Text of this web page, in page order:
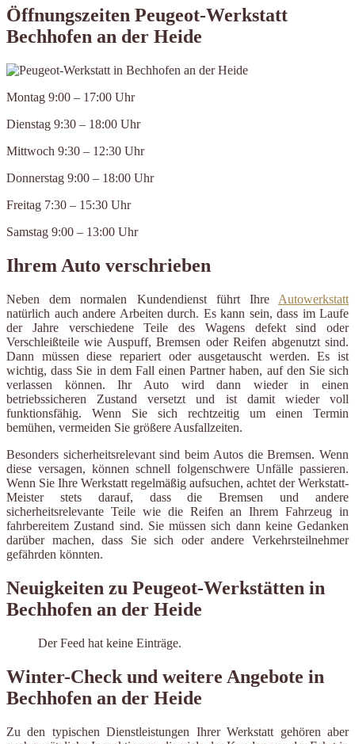
Öffnungszeiten Peugeot-Werkstatt
Bechhofen an der Heide
Montag 9:00 – 17:00 Uhr
Dienstag 9:30 – 18:00 Uhr
Mittwoch 9:30 – 12:30 Uhr
Donnerstag 9:00 – 18:00 Uhr
Freitag 7:30 – 15:30 Uhr
Samstag 9:00 – 13:00 Uhr
Ihrem Auto verschrieben
Neben dem normalen Kundendienst führt Ihre Autowerkstatt
natürlich auch andere Arbeiten durch. Es kann sein, dass im Laufe
der Jahre verschiedene Teile des Wagens defekt sind oder
Verschleißteile wie Auspuff, Bremsen oder Reifen abgenutzt sind.
Dann müssen diese repariert oder ausgetauscht werden. Es ist
wichtig, dass Sie in dem Fall einen Partner haben, auf den Sie sich
verlassen können. Ihr Auto wird dann wieder in einen
betriebssicheren Zustand versetzt und ist damit wieder voll
funktionsfähig. Wenn Sie sich rechtzeitig um einen Termin
bemühen, vermeiden Sie größere Ausfallzeiten.
Besonders sicherheitsrelevant sind beim Autos die Bremsen. Wenn
diese versagen, können schnell folgenschwere Unfälle passieren.
Wenn Sie Ihre Werkstatt regelmäßig aufsuchen, achtet der Werkstatt-
Meister stets darauf, dass die Bremsen und andere
sicherheitsrelevante Teile wie die Reifen an Ihrem Fahrzeug in
fahrbereitem Zustand sind. Sie müssen sich dann keine Gedanken
darüber machen, dass Sie sich oder andere Verkehrsteilnehmer
gefährden könnten.
Neuigkeiten zu Peugeot-Werkstätten in
Bechhofen an der Heide
Der Feed hat keine Einträge.
Winter-Check und weitere Angebote in
Bechhofen an der Heide
Zu den typischen Dienstleistungen Ihrer Werkstatt gehören aber